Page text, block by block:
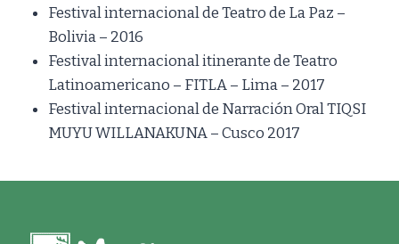
Festival internacional de Teatro de La Paz –
Bolivia – 2016
Festival internacional itinerante de Teatro
Latinoamericano – FITLA – Lima – 2017
Festival internacional de Narración Oral TIQSI
MUYU WILLANAKUNA – Cusco 2017